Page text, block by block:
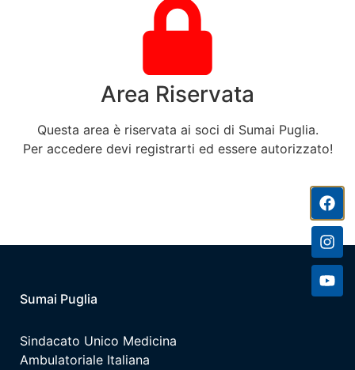
Area Riservata
Questa area è riservata ai soci di Sumai Puglia.
Per accedere devi registrarti ed essere autorizzato!
Sumai Puglia
Sindacato Unico Medicina
Ambulatoriale Italiana